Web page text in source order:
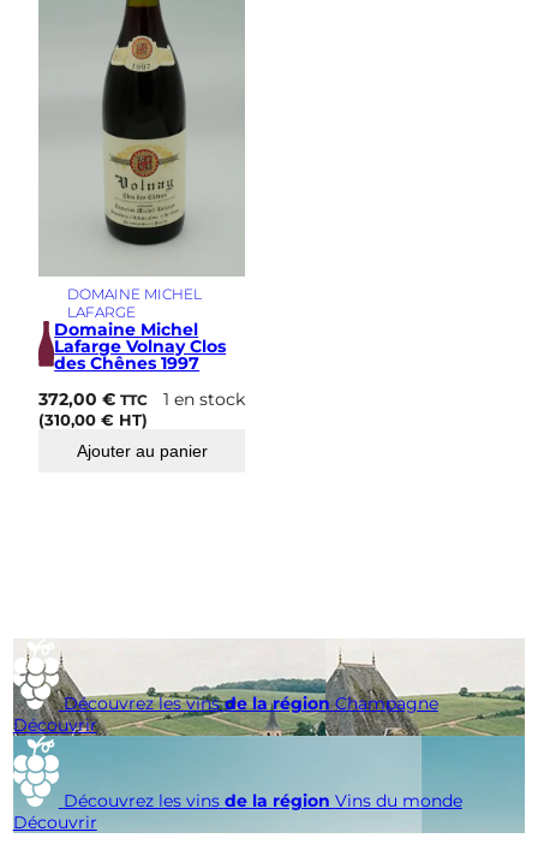
DOMAINE MICHEL
LAFARGE
Domaine Michel
Lafarge Volnay Clos
des Chênes 1997
372,00€ TTC
(310,00€ HT)
1 en stock
Ajouter au panier
Découvrez les vins de la régionChampagne
Découvrir
Découvrez les vins de la région Vins du monde
Découvrir